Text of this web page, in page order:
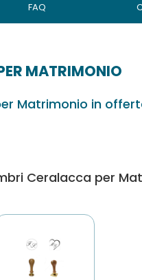
FAQ
MATRIMONIO
Matrimonio in
Ceralacca per